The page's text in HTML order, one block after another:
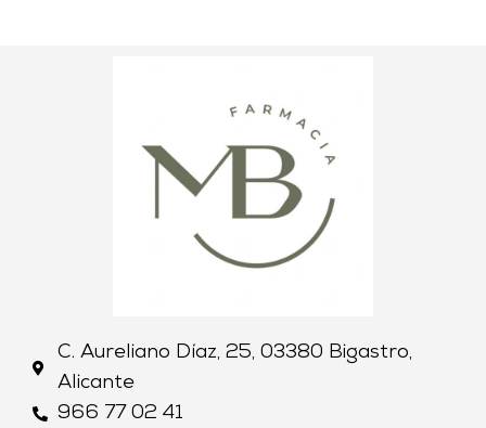
C. Aureliano Díaz, 25, 03380 Bigastro,
Alicante
966 77 02 41